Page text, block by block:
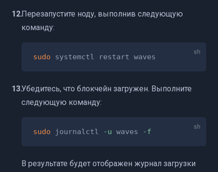
Перезапустите ноду, выполнив следующую
команду:
sudo
Убедитесь, что блокчейн загружен. Выполните
следующую команду:
sudo journalctl -u waves -f
В результате будет отображен журнал загрузки